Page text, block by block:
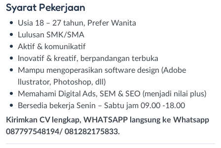
Syarat Pekerjaan
Usia 18 – 27 tahun, Prefer Wanita
Lulusan SMK/SMA
Aktif & komunikatif
Inovatif & kreatif, berpandangan terbuka
Mampu mengoperasikan software design (Adobe
llustrator, Photoshop, dll)
Memahami Digital Ads, SEM & SEO (menjadi nilai plus)
Bersedia bekerja Senin – Sabtu jam 09.00 -18.00
Kirimkan CV lengkap, WHATSAPP langsung ke Whatsapp
087797548194/ 081282175833.